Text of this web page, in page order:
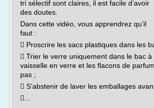
tri sélectif sont claires, il est facile d’avoir
des doutes.
Dans cette vidéo, vous apprendrez qu’il
faut :
 Proscrire les sacs plastiques dans les
 Trier le verre uniquement dans le bac à
vaisselle en verre et les flacons de
pas ;
 S’abstenir de laver les emballages
...